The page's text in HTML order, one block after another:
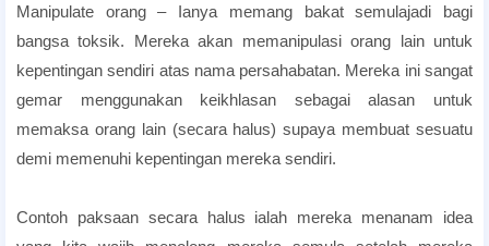
Manipulate orang – Ianya memang bakat semulajadi bagi
bangsa toksik. Mereka akan memanipulasi orang lain untuk
kepentingan sendiri atas nama persahabatan. Mereka ini sangat
gemar menggunakan keikhlasan sebagai alasan untuk
memaksa orang lain (secara halus) supaya membuat sesuatu
demi memenuhi kepentingan mereka sendiri.
Contoh paksaan secara halus ialah mereka menanam idea